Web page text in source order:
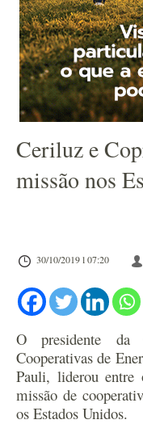
Ceriluz e
missão nos
30/10/2019 l 07:20
O presidente da
Cooperativas de
Pauli, liderou entre
missão de
os Estados Unidos.